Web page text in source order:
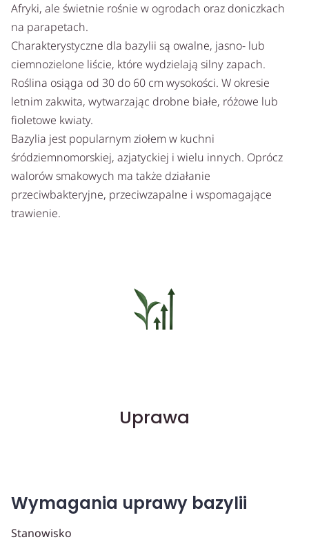
Afryki, ale świetnie rośnie w ogrodach oraz doniczkach
na parapetach.
Charakterystyczne dla bazylii są owalne, jasno- lub
ciemnozielone liście, które wydzielają silny zapach.
Roślina osiąga od 30 do 60 cm wysokości. W okresie
letnim zakwita, wytwarzając drobne białe, różowe lub
fioletowe kwiaty.
Bazylia jest popularnym ziołem w kuchni
śródziemnomorskiej, azjatyckiej i wielu innych. Oprócz
walorów smakowych ma także działanie
przeciwbakteryjne, przeciwzapalne i wspomagające
trawienie.
Uprawa
Wymagania uprawy bazylii
Stanowisko